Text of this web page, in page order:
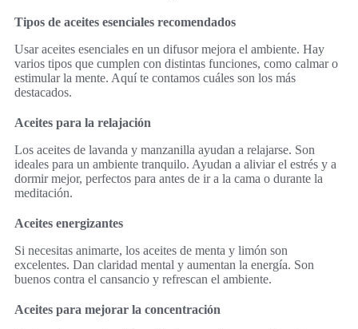
Tipos de aceites esenciales recomendados
Usar aceites esenciales en un difusor mejora el ambiente. Hay
varios tipos que cumplen con distintas funciones, como calmar o
estimular la mente. Aquí te contamos cuáles son los más
destacados.
Aceites para la relajación
Los aceites de lavanda y manzanilla ayudan a relajarse. Son
ideales para un ambiente tranquilo. Ayudan a aliviar el estrés y a
dormir mejor, perfectos para antes de ir a la cama o durante la
meditación.
Aceites energizantes
Si necesitas animarte, los aceites de menta y limón son
excelentes. Dan claridad mental y aumentan la energía. Son
buenos contra el cansancio y refrescan el ambiente.
Aceites para mejorar la concentración